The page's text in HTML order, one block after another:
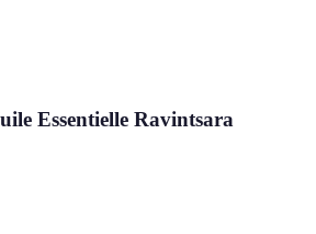
Essentielle Ravintsara